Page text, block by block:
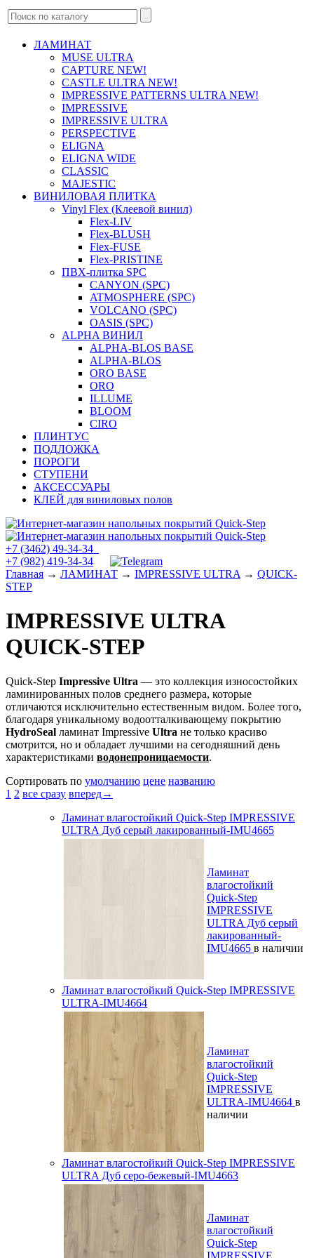
ЛАМИНАТ
MUSE ULTRA
CAPTURE NEW!
CASTLE ULTRA NEW!
IMPRESSIVE PATTERNS ULTRA NEW!
IMPRESSIVE
IMPRESSIVE ULTRA
PERSPECTIVE
ELIGNA
ELIGNA WIDE
CLASSIC
MAJESTIC
ВИНИЛОВАЯ ПЛИТКА
Vinyl Flex (Клеевой винил)
Flex-LIV
Flex-BLUSH
Flex-FUSE
Flex-PRISTINE
ПВХ-плитка SPC
CANYON (SPC)
ATMOSPHERE (SPC)
VOLCANO (SPC)
OASIS (SPC)
ALPHA ВИНИЛ
ALPHA-BLOS BASE
ALPHA-BLOS
ORO BASE
ORO
ILLUME
BLOOM
CIRO
ПЛИНТУС
ПОДЛОЖКА
ПОРОГИ
СТУПЕНИ
АКСЕССУАРЫ
КЛЕЙ для виниловых полов
+7 (3462) 49-34-34
+7 (982) 419-34-34
Главная → ЛАМИНАТ → IMPRESSIVE ULTRA → QUICK-
STEP
IMPRESSIVE ULTRA
QUICK-STEP
Quick-Step Impressive Ultra — это коллекция износостойких
ламинированных полов среднего размера, которые
отличаются исключительно естественным видом. Более того,
благодаря уникальному водоотталкивающему покрытию
HydroSeal ламинат Impressive Ultra не только красиво
смотрится, но и обладает лучшими на сегодняшний день
характеристиками водонепроницаемости.
Сортировать по умолчанию цене названию
1 2 все сразу вперед→
Ламинат влагостойкий Quick-Step IMPRESSIVE
ULTRA Дуб серый лакированный-IMU4665
Ламинат
влагостойкий
Quick-Step
IMPRESSIVE
ULTRA Дуб серый
лакированный-
IMU4665 в наличии
Ламинат влагостойкий Quick-Step IMPRESSIVE
ULTRA-IMU4664
Ламинат
влагостойкий
Quick-Step
IMPRESSIVE
ULTRA-IMU4664 в
наличии
Ламинат влагостойкий Quick-Step IMPRESSIVE
ULTRA Дуб серо-бежевый-IMU4663
Ламинат
влагостойкий
Quick-Step
IMPRESSIVE